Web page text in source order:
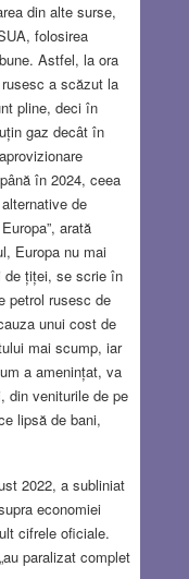
din alte surse,
folosirea
Astfel, la ora
a scăzut la
pline, deci în
gaz decât în
în 2024, ceea
de
arată
Europa nu mai
de țiței, se scrie în
petrol rusesc de
unui cost de
mai scump, iar
a amenințat, va
din veniturile de pe
lipsă de bani,
2022, a subliniat
economiei
cifrele oficiale.
paralizat complet